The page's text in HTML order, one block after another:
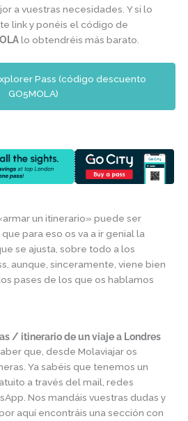
a vuestras necesidades. Y si lo
link y ponéis el código de
lo obtendréis más barato.
Pass (código descuento
GO5MOLA)
un itinerario» puede ser
para eso os va a ir genial la
se ajusta, sobre todo a los
aunque, sinceramente, viene bien
pases de los que os hablamos
/ itinerario de un viaje a Londres
que, desde Molaviajar os
Ya sabéis que tenemos un
a través del mail, redes
Nos mandáis vuestras dudas y
aquí encontráis una sección con